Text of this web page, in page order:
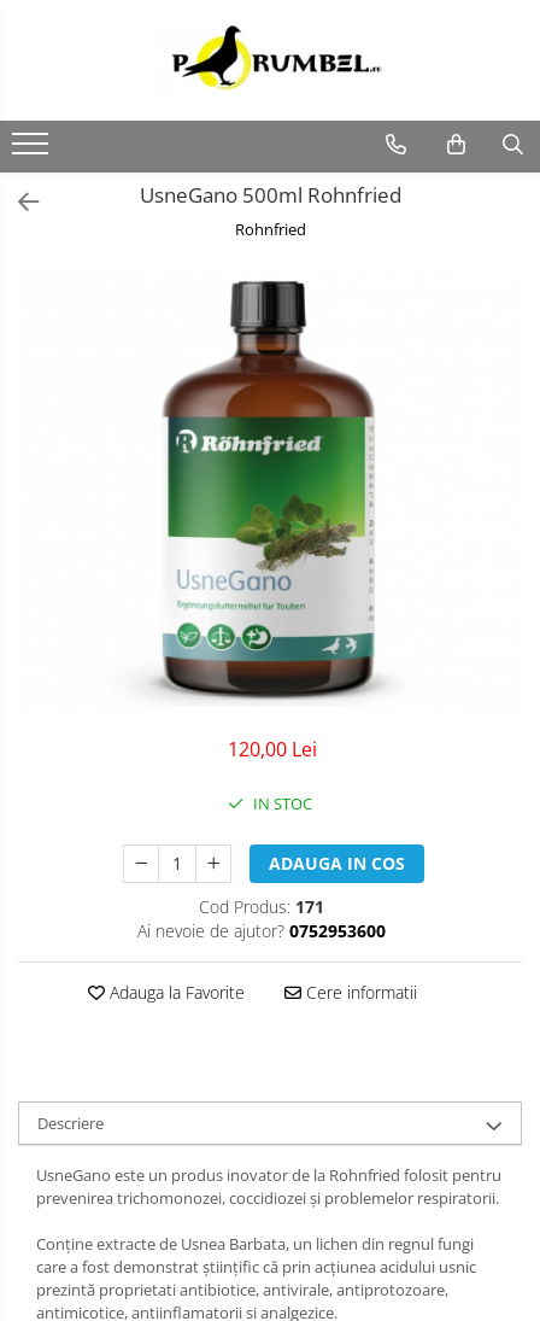
UsneGano 500ml Rohnfried
Rohnfried
120,00 Lei
IN STOC
ADAUGA IN COS
Cod Produs: 171
Ai nevoie de ajutor? 0752953600
Adauga la Favorite Cere informatii
Descriere
UsneGano este un produs inovator de la Rohnfried folosit pentru
prevenirea trichomonozei, coccidiozei și problemelor respiratorii.
Conține extracte de Usnea Barbata, un lichen din regnul fungi
care a fost demonstrat științific că prin acțiunea acidului usnic
prezintă proprietati antibiotice, antivirale, antiprotozoare,
antimicotice, antiinflamatorii si analgezice.